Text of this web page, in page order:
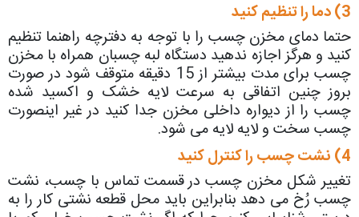
3) دما را تنظیم کنید
حتما دمای مخزن چسب را با توجه به دفترچه راهنما تنظیم
کنید و هرگز اجازه ندهید دستگاه لبه چسبان همراه با مخزن
چسب برای مدت بیشتر از 15 دقیقه متوقف شود در صورت
بروز چنین اتفاقی به سرعت لایه خشک و اکسید شده
چسب را از دیواره داخلی مخزن جدا کنید در غیر اینصورت
چسب سخت و لایه لایه می شود.
4) نشت چسب را کنترل کنید
تغییر شکل مخزن چسب در قسمت تماس با چسب، نشت
چسب رُخ می دهد بنابراین باید محل قطعه نشتی کار را به